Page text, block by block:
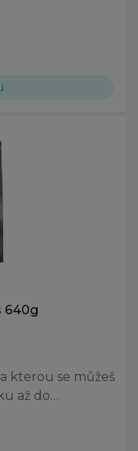
640g
kterou se můžeš
až do…